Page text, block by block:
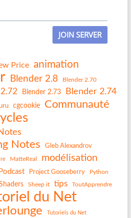
JOIN SERVER
Price animation
Blender 2.8 Blender 2.70
Blender 2.73 Blender 2.74
cgcookie Communauté
Notes Gleb Alexandrov
MatteReal modélisation
Podcast Project Gooseberry Python
Sheep it tips ToutApprendre
du Net
Tutoriels du Net